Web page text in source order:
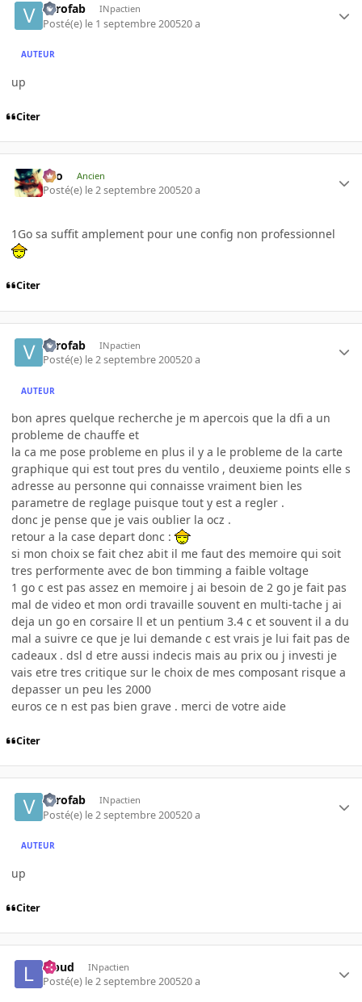
verofab INpactien
Posté(e) le 1 septembre 200520 a
AUTEUR
up
Citer
eYo Ancien
Posté(e) le 2 septembre 200520 a
1Go sa suffit amplement pour une config non professionnel
Citer
verofab INpactien
Posté(e) le 2 septembre 200520 a
AUTEUR
bon apres quelque recherche je m apercois que la dfi a un
probleme de chauffe et
la ca me pose probleme en plus il y a le probleme de la carte
graphique qui est tout pres du ventilo , deuxieme points elle s
adresse au personne qui connaisse vraiment bien les
parametre de reglage puisque tout y est a regler .
donc je pense que je vais oublier la ocz .
retour a la case depart donc :
si mon choix se fait chez abit il me faut des memoire qui soit
tres performente avec de bon timming a faible voltage
1 go c est pas assez en memoire j ai besoin de 2 go je fait pas
mal de video et mon ordi travaille souvent en multi-tache j ai
deja un go en corsaire ll et un pentium 3.4 c et souvent il a du
mal a suivre ce que je lui demande c est vrais je lui fait pas de
cadeaux . dsl d etre aussi indecis mais au prix ou j investi je
vais etre tres critique sur le choix de mes composant risque a
depasser un peu les 2000
euros ce n est pas bien grave . merci de votre aide
Citer
verofab INpactien
Posté(e) le 2 septembre 200520 a
AUTEUR
up
Citer
lebud INpactien
Posté(e) le 2 septembre 200520 a